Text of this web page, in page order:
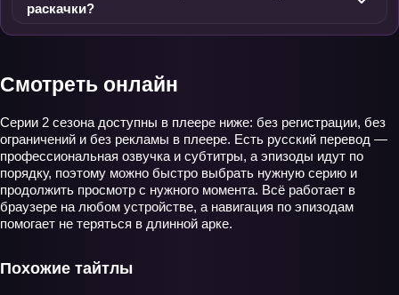
раскачки?
Смотреть онлайн
Серии 2 сезона доступны в плеере ниже: без регистрации, без
ограничений и без рекламы в плеере. Есть русский перевод —
профессиональная озвучка и субтитры, а эпизоды идут по
порядку, поэтому можно быстро выбрать нужную серию и
продолжить просмотр с нужного момента. Всё работает в
браузере на любом устройстве, а навигация по эпизодам
помогает не теряться в длинной арке.
Похожие тайтлы